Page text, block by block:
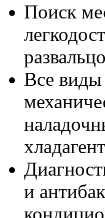
Поиск
Все виды
и